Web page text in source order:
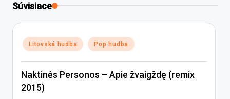
Súvisiace
Posted
in
Litovská hudba Pop hudba
Naktinės Personos – Apie žvaigždę (remix
2015)